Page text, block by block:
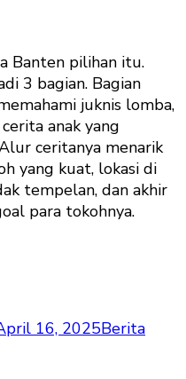
Banten pilihan itu.
3 bagian. Bagian
juknis lomba,
anak yang
ceritanya menarik
yang kuat, lokasi di
tempelan, dan akhir
para tokohnya.
16, 2025Berita